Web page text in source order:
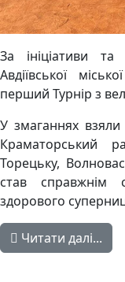
За ініціативи та
Авдіївської
перший Турнір з
У змаганнях
Краматорський
Торецьку,
став справжнім
здорового
Читати далі...